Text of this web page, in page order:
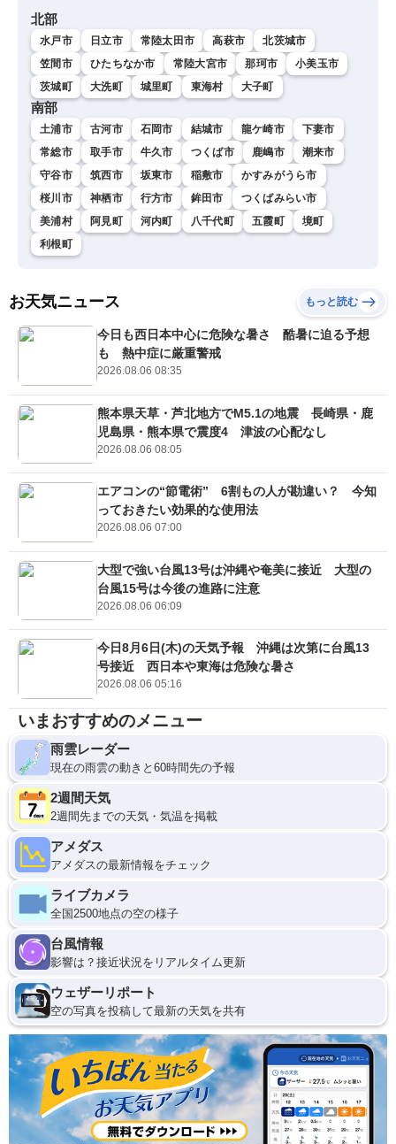
北部
水戸市 日立市 常陸太田市 高萩市
北茨城市
笠間市
ひたちなか市 常陸大宮市 那珂市
小美玉市
茨城町
大洗町 城里町 東海村 大子町
南部
土浦市 古河市 石岡市 結城市 龍ケ崎市
下妻市
常総市
取手市 牛久市 つくば市 鹿嶋市
潮来市
守谷市
筑西市 坂東市 稲敷市
かすみがうら市
桜川市
神栖市 行方市 鉾田市
つくばみらい市
美浦村
阿見町 河内町 八千代町 五霞町
境町
利根町
お天気ニュース もっと読む
今日も西日本中心に危険な暑さ 酷暑に迫る予想
も 熱中症に厳重警戒
2026.08.06 08:35
熊本県天草・芦北地方でM5.1の地震 長崎県・鹿
児島県・熊本県で震度4 津波の心配なし
2026.08.06 08:05
エアコンの“節電術” 6割もの人が勘違い？ 今知
っておきたい効果的な使用法
2026.08.06 07:00
大型で強い台風13号は沖縄や奄美に接近 大型の
台風15号は今後の進路に注意
2026.08.06 06:09
今日8月6日(木)の天気予報 沖縄は次第に台風13
号接近 西日本や東海は危険な暑さ
2026.08.06 05:16
いまおすすめのメニュー
雨雲レーダー
現在の雨雲の動きと60時間先の予報
2週間天気
2週間先までの天気・気温を掲載
アメダス
アメダスの最新情報をチェック
ライブカメラ
全国2500地点の空の様子
台風情報
影響は？接近状況をリアルタイム更新
ウェザーリポート
空の写真を投稿して最新の天気を共有